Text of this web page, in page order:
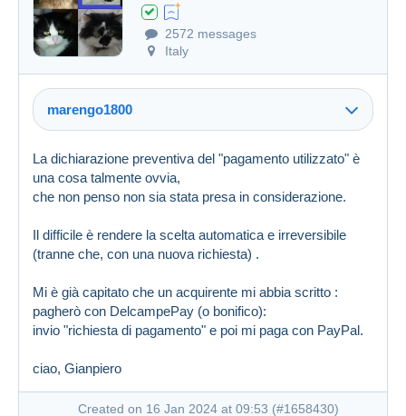
2572 messages
Italy
marengo1800
La dichiarazione preventiva del "pagamento utilizzato" è
una cosa talmente ovvia,
che non penso non sia stata presa in considerazione.
Il difficile è rendere la scelta automatica e irreversibile
(tranne che, con una nuova richiesta) .
Mi è già capitato che un acquirente mi abbia scritto :
pagherò con DelcampePay (o bonifico):
invio "richiesta di pagamento" e poi mi paga con PayPal.
ciao, Gianpiero
Created on 16 Jan 2024 at 09:53 (#1658430)